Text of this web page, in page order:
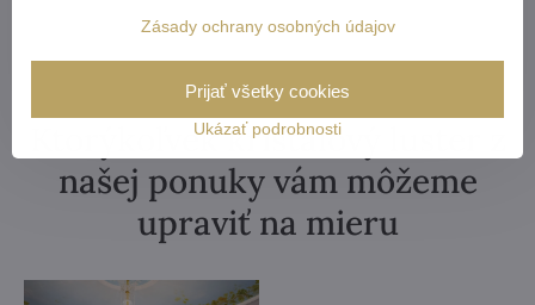
Ktorýkoľvek krištáľový luster z
našej ponuky vám môžeme
upraviť na mieru
Zásady ochrany osobných údajov
Ukázať podrobnosti
Prijať všetky cookies